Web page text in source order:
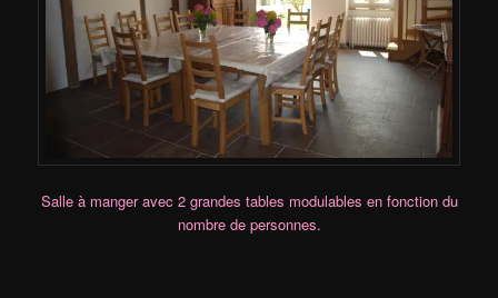
Salle à manger avec 2 grandes tables modulables en fonction du
nombre de personnes.